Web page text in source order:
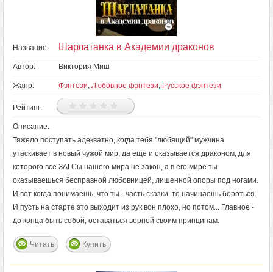
Название: Шарлатанка в Академии драконов
Автор: Виктория Миш
Жанр: Фэнтези, Любовное фэнтези, Русское фэнтези
Рейтинг:
Описание:
Тяжело поступать адекватно, когда тебя "любящий" мужчина
утаскивает в новый чужой мир, да еще и оказывается драконом, для
которого все ЗАГСы нашего мира не закон, а в его мире ты
оказываешься бесправной любовницей, лишенной опоры под ногами.
И вот когда понимаешь, что ты - часть сказки, то начинаешь бороться.
И пусть на старте это выходит из рук вон плохо, но потом... Главное -
до конца быть собой, оставаться верной своим принципам.
Читать Купить